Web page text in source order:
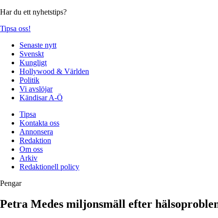
Har du ett nyhetstips?
Tipsa oss!
Senaste nytt
Svenskt
Kungligt
Hollywood & Världen
Politik
Vi avslöjar
Kändisar A-Ö
Tipsa
Kontakta oss
Annonsera
Redaktion
Om oss
Arkiv
Redaktionell policy
Pengar
Petra Medes miljonsmäll efter